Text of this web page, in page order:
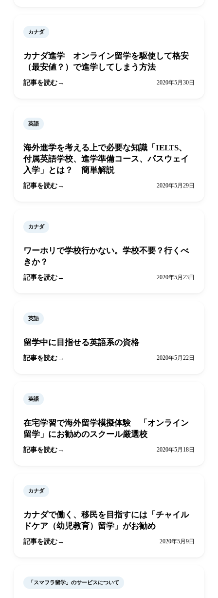
カナダ
カナダ進学 オンライン留学を駆使して格安
（最安値？）で進学してしまう方法
記事を読む 2020年5月30日
英語
海外進学を考える上で必要な知識「IELTS、
付属英語学校、進学準備コース、パスウェイ
入学」とは？ 簡単解説
記事を読む 2020年5月29日
カナダ
ワーホリで学校行かない。学校不要？行くべ
きか？
記事を読む 2020年5月23日
英語
留学中に目指せる英語系の資格
記事を読む 2020年5月22日
英語
在宅学習で海外留学模擬体験 「オンライン
留学」にお勧めのスクール厳選校
記事を読む 2020年5月18日
カナダ
カナダで働く、移民を目指すには「チャイル
ドケア（幼児教育）留学」がお勧め
記事を読む 2020年5月9日
「スマフラ留学」のサービスについて